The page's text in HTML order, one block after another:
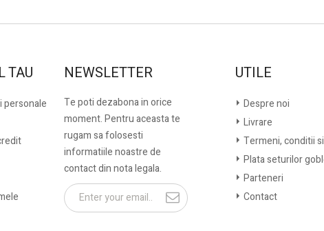
TAU
personale
NEWSLETTER
Te poti dezabona in orice
moment. Pentru aceasta te
rugam sa folosesti
informatiile noastre de
contact din nota legala.
UTILE
Despre noi
Livrare
Termeni, conditii
Plata seturilor
Parteneri
Contact